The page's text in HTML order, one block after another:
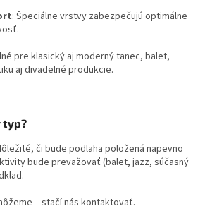
s
: Špeciálne vrstvy zabezpečujú optimálne
pre klasický aj moderný tanec, balet,
aj divadelné produkcie.
typ?
či bude podlaha položená napevno
bude prevažovať (balet, jazz, súčasný
– stačí nás kontaktovať.